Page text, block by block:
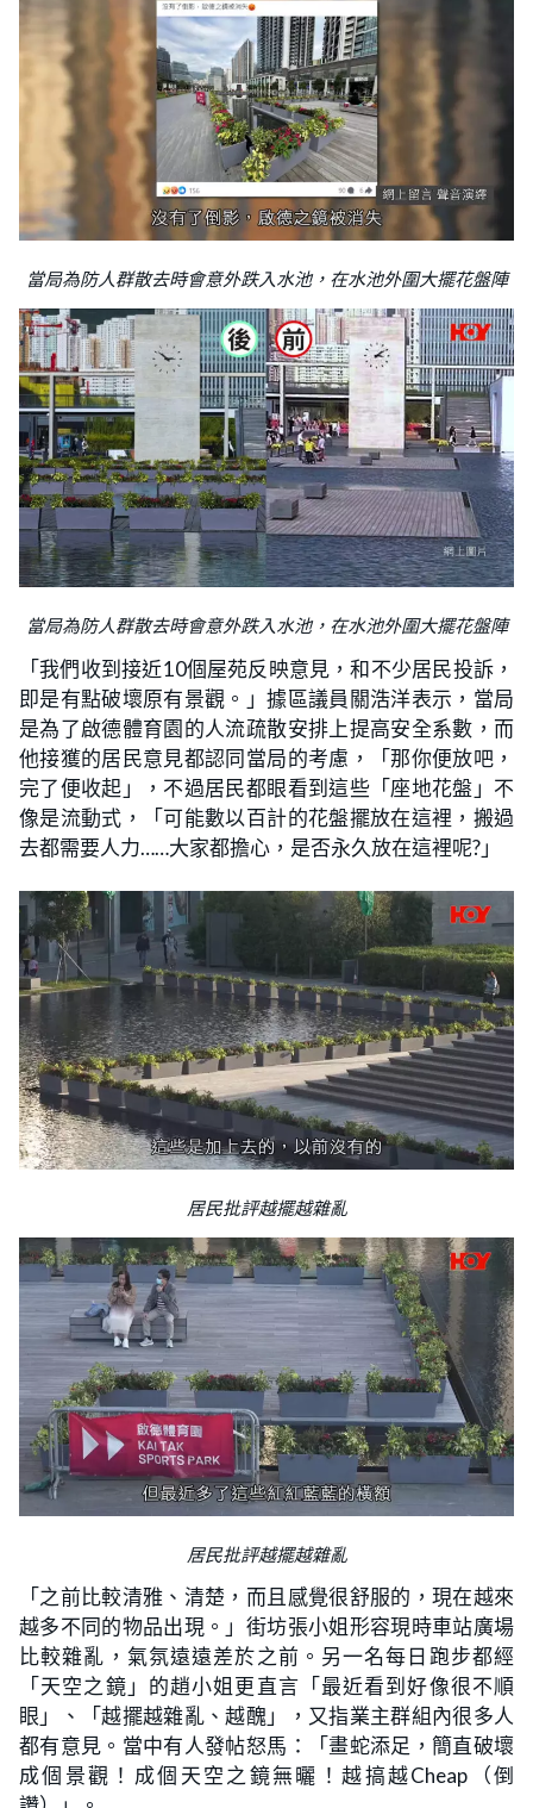
當局為防人群散去時會意外跌入水池，在水池外圍大擺花盤陣
當局為防人群散去時會意外跌入水池，在水池外圍大擺花盤陣
「我們收到接近10個屋苑反映意見，和不少居民投訴，
即是有點破壞原有景觀。」據區議員關浩洋表示，當局
是為了啟德體育園的人流疏散安排上提高安全系數，而
他接獲的居民意見都認同當局的考慮，「那你便放吧，
完了便收起」，不過居民都眼看到這些「座地花盤」不
像是流動式，「可能數以百計的花盤擺放在這裡，搬過
去都需要人力……大家都擔心，是否永久放在這裡呢?」
居民批評越擺越雜亂
居民批評越擺越雜亂
「之前比較清雅、清楚，而且感覺很舒服的，現在越來
越多不同的物品出現。」街坊張小姐形容現時車站廣場
比較雜亂，氣氛遠遠差於之前。另一名每日跑步都經
「天空之鏡」的趙小姐更直言「最近看到好像很不順
眼」、「越擺越雜亂、越醜」，又指業主群組內很多人
都有意見。當中有人發帖怒馬：「畫蛇添足，簡直破壞
成個景觀！成個天空之鏡無曬！越搞越Cheap（倒